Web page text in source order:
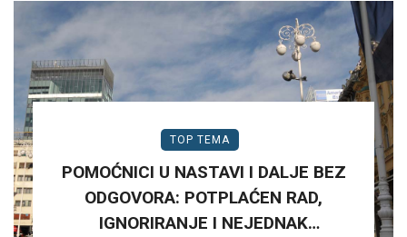
TOP TEMA
POMOĆNICI U NASTAVI I DALJE BEZ
ODGOVORA: POTPLAĆEN RAD,
IGNORIRANJE I NEJEDNAK